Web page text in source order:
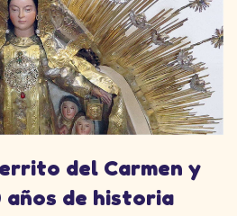
del Carmen y
años de historia